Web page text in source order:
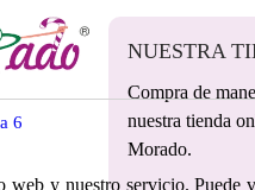
6
NUESTRA
Compra de
nuestra tienda
Morado.
y nuestro servicio. Puede